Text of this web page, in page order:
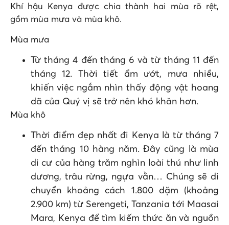
Khí hậu Kenya được chia thành hai mùa rõ rệt,
gồm mùa mưa và mùa khô.
Mùa mưa
Từ tháng 4 đến tháng 6 và từ tháng 11 đến
tháng 12. Thời tiết ẩm ướt, mưa nhiều,
khiến việc ngắm nhìn thấy động vật hoang
dã của Quý vị sẽ trở nên khó khăn hơn.
Mùa khô
Thời điểm đẹp nhất đi Kenya là từ tháng 7
đến tháng 10 hàng năm. Đây cũng là mùa
di cư của hàng trăm nghìn loài thú như linh
dương, trâu rừng, ngựa vằn… Chúng sẽ di
chuyển khoảng cách 1.800 dặm (khoảng
2.900 km) từ Serengeti, Tanzania tới Maasai
Mara, Kenya để tìm kiếm thức ăn và nguồn